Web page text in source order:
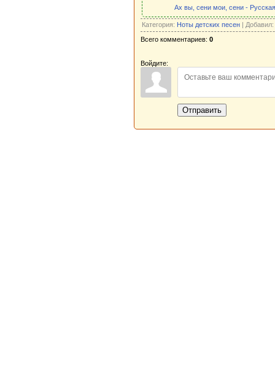
Ах вы, сени мои, сени -
Категория: Ноты детских песен | Добавил:
Всего комментариев: 0
Войдите:
Отправить